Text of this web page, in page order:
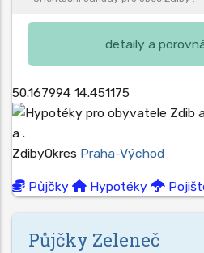
detaily a
50.167994 14.451175
ZdibyOkres Praha-Východ
Půjčky Hypotéky
Půjčky Zeleneč